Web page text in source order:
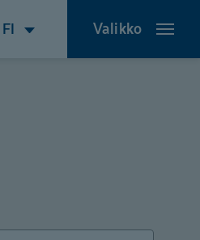
Valikko